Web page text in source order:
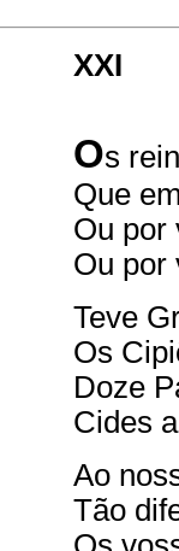
XXI
Os
Que
Ou por
Ou por
Teve
Os
Doze
Cides
Ao
Tão